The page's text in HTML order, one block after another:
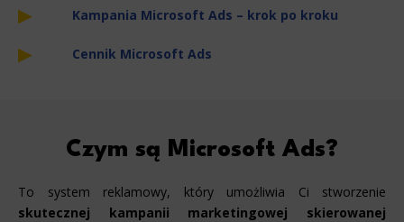
Kampania Microsoft Ads – krok po kroku
Cennik Microsoft Ads
Czym są Microsoft Ads?
To system reklamowy, który umożliwia Ci stworzenie
skutecznej kampanii marketingowej skierowanej